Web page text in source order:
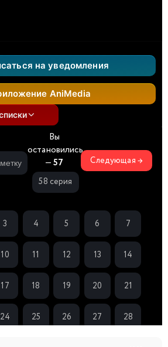
на уведомления
AniMedia
Вы
остановились
—57
58 серия
Следующая →
3 4 5 6 7
10 11 12 13 14
17 18 19 20 21
24 25 26 27 28